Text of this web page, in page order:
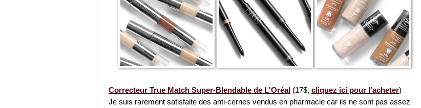
Correcteur True Match Super-Blendable de L'Oréal (17$, cliquez ici pour l'acheter)
Je suis rarement satisfaite des anti-cernes vendus en pharmacie car ils ne sont pas assez